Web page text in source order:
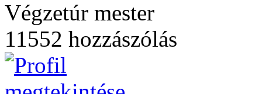
Végzetúr mester
11552 hozzászólás